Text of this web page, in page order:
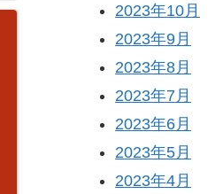
2023年10月
2023年9月
2023年8月
2023年7月
2023年6月
2023年5月
2023年4月